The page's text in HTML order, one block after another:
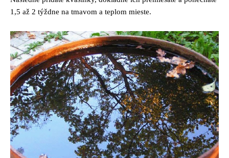
1,5 až 2 týždne na tmavom a teplom mieste.